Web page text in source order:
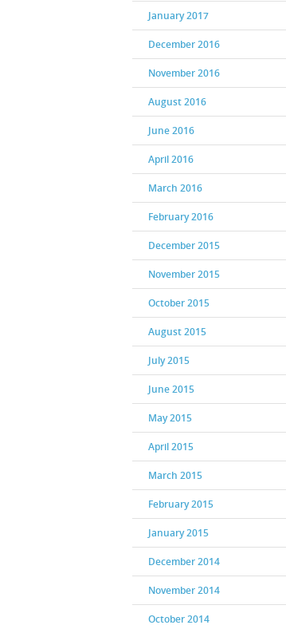
January 2017
December 2016
November 2016
August 2016
June 2016
April 2016
March 2016
February 2016
December 2015
November 2015
October 2015
August 2015
July 2015
June 2015
May 2015
April 2015
March 2015
February 2015
January 2015
December 2014
November 2014
October 2014